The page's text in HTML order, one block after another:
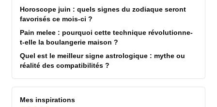
Horoscope juin : quels signes du zodiaque seront
favorisés ce mois-ci ?
Pain melee : pourquoi cette technique révolutionne-
t-elle la boulangerie maison ?
Quel est le meilleur signe astrologique : mythe ou
réalité des compatibilités ?
Mes inspirations